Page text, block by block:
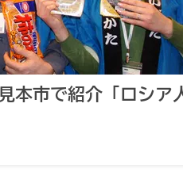
本市で紹介「ロシア